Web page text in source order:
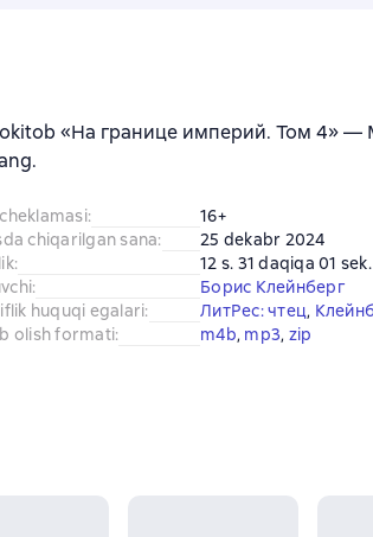
«На границе империй. Том 4» —
:
16+
chiqarilgan sana:
25 dekabr 2024
:
12 s. 31 daqiqa 01 sek.
:
Борис Клейнберг
huquqi egalari: ЛитРес: чтец,
olish formati: m4b, mp3, zip